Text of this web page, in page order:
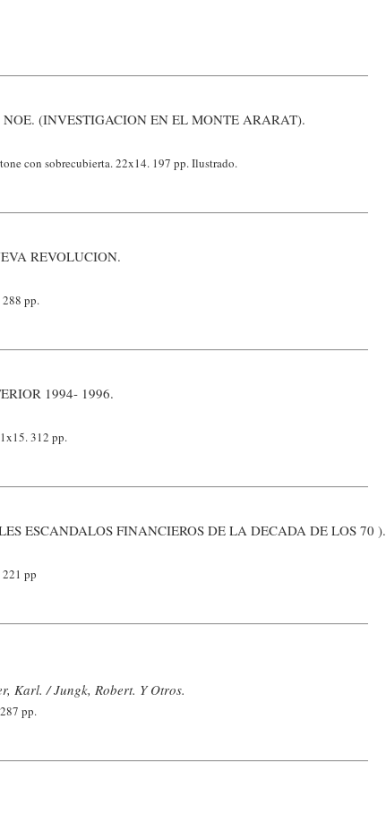
(INVESTIGACION EN EL MONTE ARARAT).
con sobrecubierta. 22x14. 197 pp. Ilustrado.
REVOLUCION.
288 pp.
1994- 1996.
312 pp.
ESCANDALOS FINANCIEROS DE LA DECADA DE LOS 70 ).
pp
Karl. / Jungk, Robert. Y Otros.
pp.